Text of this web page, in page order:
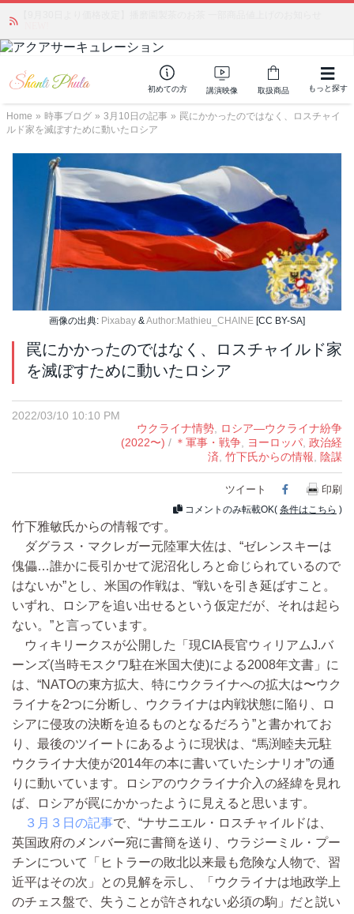
初めての方 講演映像 取扱商品 もっと探す
Home » 時事ブログ » 3月10日の記事 » 罠にかかったのではなく、ロスチャイ
ルド家を滅ぼすために動いたロシア
画像の出典: Pixabay &Author:Mathieu_CHAINE [CC BY-SA]
罠にかかったのではなく、ロスチャイルド家
を滅ぼすために動いたロシア
2022/03/10 10:10 PM
ウクライナ情勢, ロシア―ウクライナ紛争
(2022〜) / ＊軍事・戦争, ヨーロッパ, 政治経
済, 竹下氏からの情報, 陰謀
ツイート Facebook
印刷
コメントのみ転載OK( 条件はこちら )
竹下雅敏氏からの情報です。
ダグラス・マクレガー元陸軍大佐は、“ゼレンスキーは
傀儡…誰かに長引かせて泥沼化しろと命じられているので
はないか”とし、米国の作戦は、“戦いを引き延ばすこと。
いずれ、ロシアを追い出せるという仮定だが、それは起ら
ない。”と言っています。
ウィキリークスが公開した「現CIA長官ウィリアムJ.バ
ーンズ(当時モスクワ駐在米国大使)による2008年文書」に
は、“NATOの東方拡大、特にウクライナへの拡大は〜ウク
ライナを2つに分断し、ウクライナは内戦状態に陥り、ロ
シアに侵攻の決断を迫るものとなるだろう”と書かれてお
り、最後のツイートにあるように現状は、“馬渕睦夫元駐
ウクライナ大使が2014年の本に書いていたシナリオ”の通
りに動いています。ロシアのウクライナ介入の経緯を見れ
ば、ロシアが罠にかかったように見えると思います。
３月３日の記事で、“ナサニエル・ロスチャイルドは、
英国政府のメンバー宛に書簡を送り、ウラジーミル・プー
チンについて「ヒトラーの敗北以来最も危険な人物で、習
近平はその次」との見解を示し、「ウクライナは地政学上
のチェス盤で、失うことが許されない必須の駒」だと説い